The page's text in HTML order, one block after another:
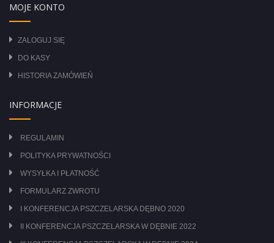
MOJE KONTO
ZALOGUJ SIĘ
DO KASY
HISTORIA ZAMÓWIEŃ
INFORMACJE
REGULAMIN
POLITYKA PRYWATNOŚCI
WYSYŁKA I PŁATNOŚĆ
FORMULARZ ZWROTU
I KONFERENCJA PSZCZELARSKA DĘBNO 2020
II KONFERENCJA PSZCZELARSKA W DĘBNIE 2022